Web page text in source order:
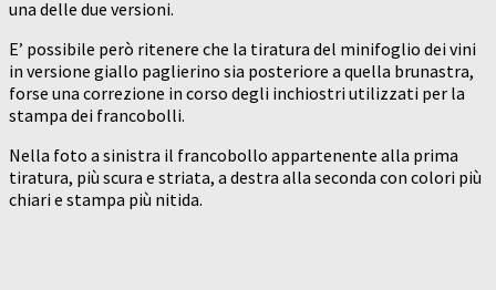
una delle due versioni.
E’ possibile però ritenere che la tiratura del minifoglio dei vini
in versione giallo paglierino sia posteriore a quella brunastra,
forse una correzione in corso degli inchiostri utilizzati per la
stampa dei francobolli.
Nella foto a sinistra il francobollo appartenente alla prima
tiratura, più scura e striata, a destra alla seconda con colori più
chiari e stampa più nitida.